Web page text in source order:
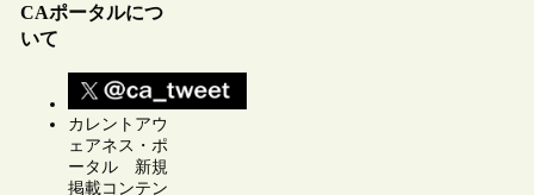
CAポータルにつ
いて
カレントアウ
ェアネス・ポ
ータル 新規
掲載コンテン